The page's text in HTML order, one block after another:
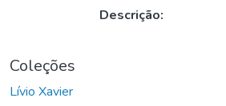
Descrição:
Coleções
Lívio Xavier